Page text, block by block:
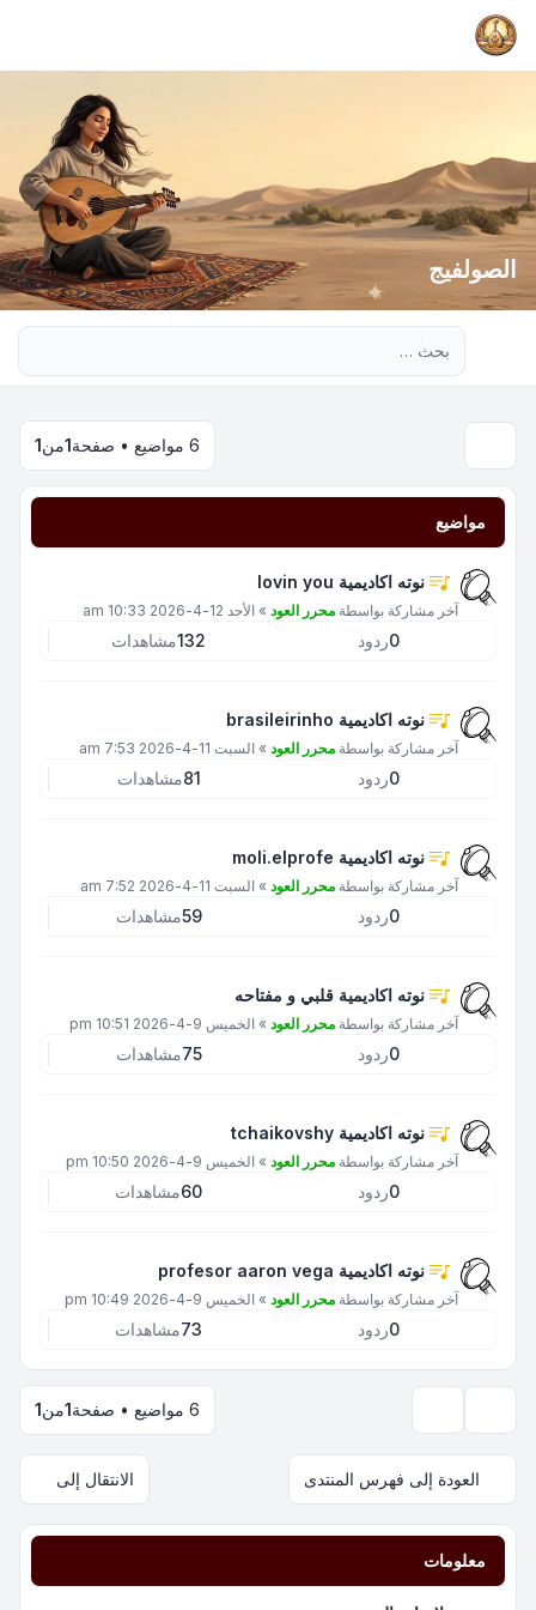
الصولفيج
6 مواضيع • صفحة 1من1
مواضيع
نوته اكاديمية lovin you
آخر مشاركة بواسطة محرر العود » الأحد 12-4-2026 10:33 am
0ردود 132مشاهدات
نوته اكاديمية brasileirinho
آخر مشاركة بواسطة محرر العود » السبت 11-4-2026 7:53 am
0ردود 81مشاهدات
نوته اكاديمية moli.elprofe
آخر مشاركة بواسطة محرر العود » السبت 11-4-2026 7:52 am
0ردود 59مشاهدات
نوته اكاديمية قلبي و مفتاحه
آخر مشاركة بواسطة محرر العود » الخميس 9-4-2026 10:51 pm
0ردود 75مشاهدات
نوته اكاديمية tchaikovshy
آخر مشاركة بواسطة محرر العود » الخميس 9-4-2026 10:50 pm
0ردود 60مشاهدات
نوته اكاديمية profesor aaron vega
آخر مشاركة بواسطة محرر العود » الخميس 9-4-2026 10:49 pm
0ردود 73مشاهدات
6 مواضيع • صفحة 1من1
العودة إلى فهرس المنتدى الانتقال إلى
معلومات